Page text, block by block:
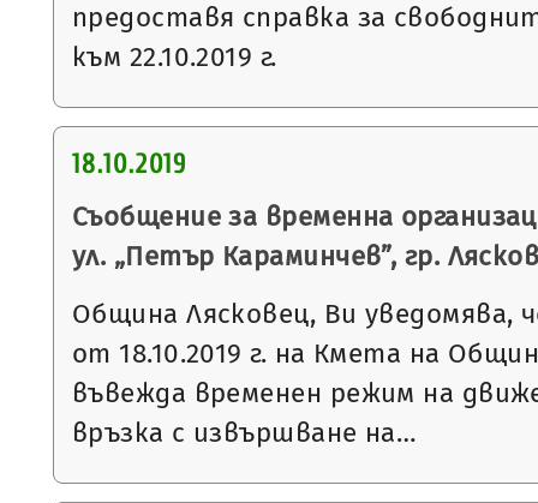
предоставя справка за
към 22.10.2019 г.
18.10.2019
Съобщение за временна
ул. „Петър Караминчев”, гр.
Община Лясковец, Ви уведомява,
от 18.10.2019 г. на Кмета на
въвежда временен режим на
връзка с извършване на…